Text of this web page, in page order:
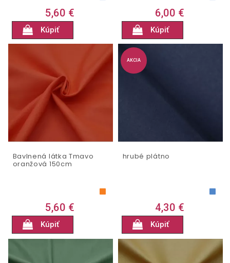
5,60 €
Kúpiť
6,00 €
Kúpiť
Bavlnená látka Tmavo
oranžová 150cm
5,60 €
Kúpiť
AKCIA
hrubé plátno
4,30 €
Kúpiť